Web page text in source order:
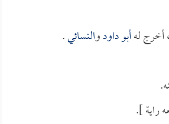
لهأبو داودوالنسائي.
راية ].